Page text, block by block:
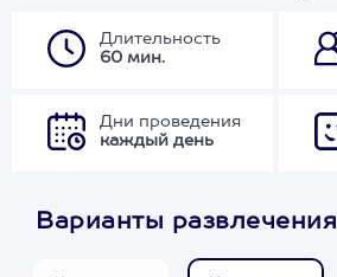
Длительность
60 мин.
Дни проведения
каждый день
Варианты развлечения